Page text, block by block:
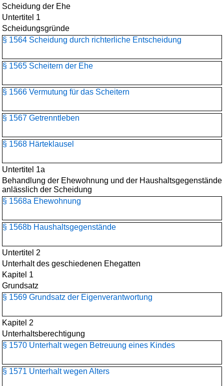
Scheidung der Ehe
Untertitel 1
Scheidungsgründe
§ 1564 Scheidung durch richterliche Entscheidung
§ 1565 Scheitern der Ehe
§ 1566 Vermutung für das Scheitern
§ 1567 Getrenntleben
§ 1568 Härteklausel
Untertitel 1a
Behandlung der Ehewohnung und der Haushaltsgegenstände
anlässlich der Scheidung
§ 1568a Ehewohnung
§ 1568b Haushaltsgegenstände
Untertitel 2
Unterhalt des geschiedenen Ehegatten
Kapitel 1
Grundsatz
§ 1569 Grundsatz der Eigenverantwortung
Kapitel 2
Unterhaltsberechtigung
§ 1570 Unterhalt wegen Betreuung eines Kindes
§ 1571 Unterhalt wegen Alters